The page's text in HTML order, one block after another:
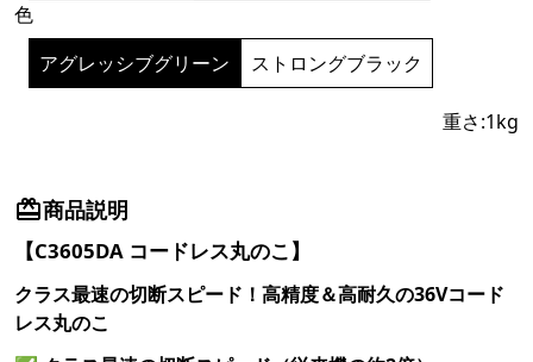
色
アグレッシブグリーン
ストロングブラック
重さ:1kg
商品説明
【C3605DA コードレス丸のこ】
クラス最速の切断スピード！高精度＆高耐久の36Vコード
レス丸のこ